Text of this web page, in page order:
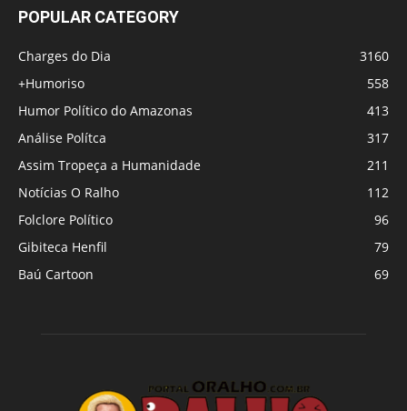
POPULAR CATEGORY
Charges do Dia
3160
+Humoriso
558
Humor Político do Amazonas
413
Análise Polítca
317
Assim Tropeça a Humanidade
211
Notícias O Ralho
112
Folclore Político
96
Gibiteca Henfil
79
Baú Cartoon
69